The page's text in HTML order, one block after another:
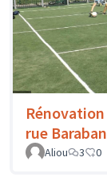
rue Baraban
Aliou
3 0